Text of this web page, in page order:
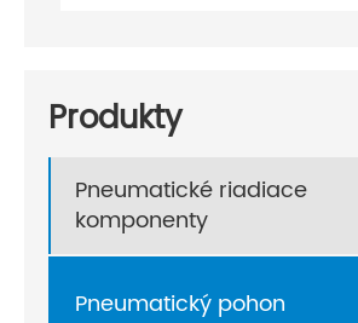
Produkty
Pneumatické riadiace
komponenty
Pneumatický pohon